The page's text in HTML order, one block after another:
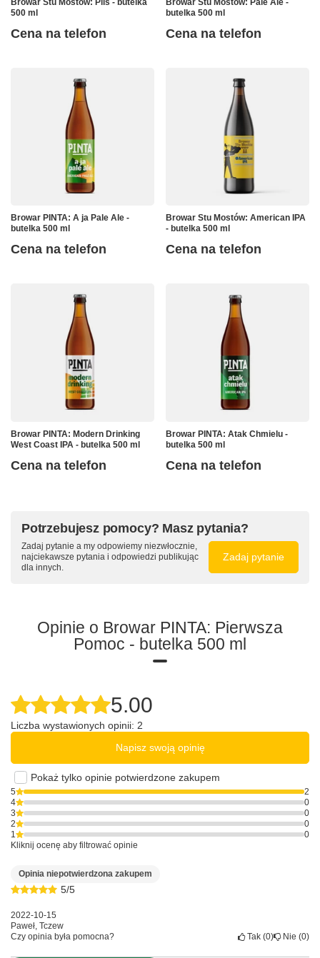
Browar Stu Mostów: Pils - butelka
500 ml
Cena na telefon
Browar Stu Mostów: Pale Ale -
butelka 500 ml
Cena na telefon
Browar PINTA: A ja Pale Ale -
butelka 500 ml
Cena na telefon
Browar Stu Mostów: American IPA
- butelka 500 ml
Cena na telefon
Browar PINTA: Modern Drinking
West Coast IPA - butelka 500 ml
Cena na telefon
Browar PINTA: Atak Chmielu -
butelka 500 ml
Cena na telefon
Potrzebujesz pomocy? Masz pytania?
Zadaj pytanie a my odpowiemy niezwłocznie,
najciekawsze pytania i odpowiedzi publikując
dla innych.
Zadaj pytanie
Opinie o Browar PINTA: Pierwsza
Pomoc - butelka 500 ml
5.00
Liczba wystawionych opinii: 2
Napisz swoją opinię
Pokaż tylko opinie potwierdzone zakupem
5
2
4
0
3
0
2
0
1
0
Kliknij ocenę aby filtrować opinie
5/5
Opinia niepotwierdzona zakupem
2022-10-15
Paweł, Tczew
Czy opinia była pomocna?
Tak 0 Nie 0